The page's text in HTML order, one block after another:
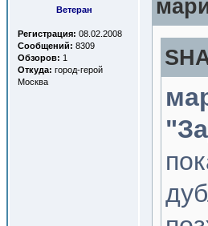
Ветеран
Регистрация: 08.02.2008
Сообщений: 8309
Обзоров: 1
Откуда: город-герой
Москва